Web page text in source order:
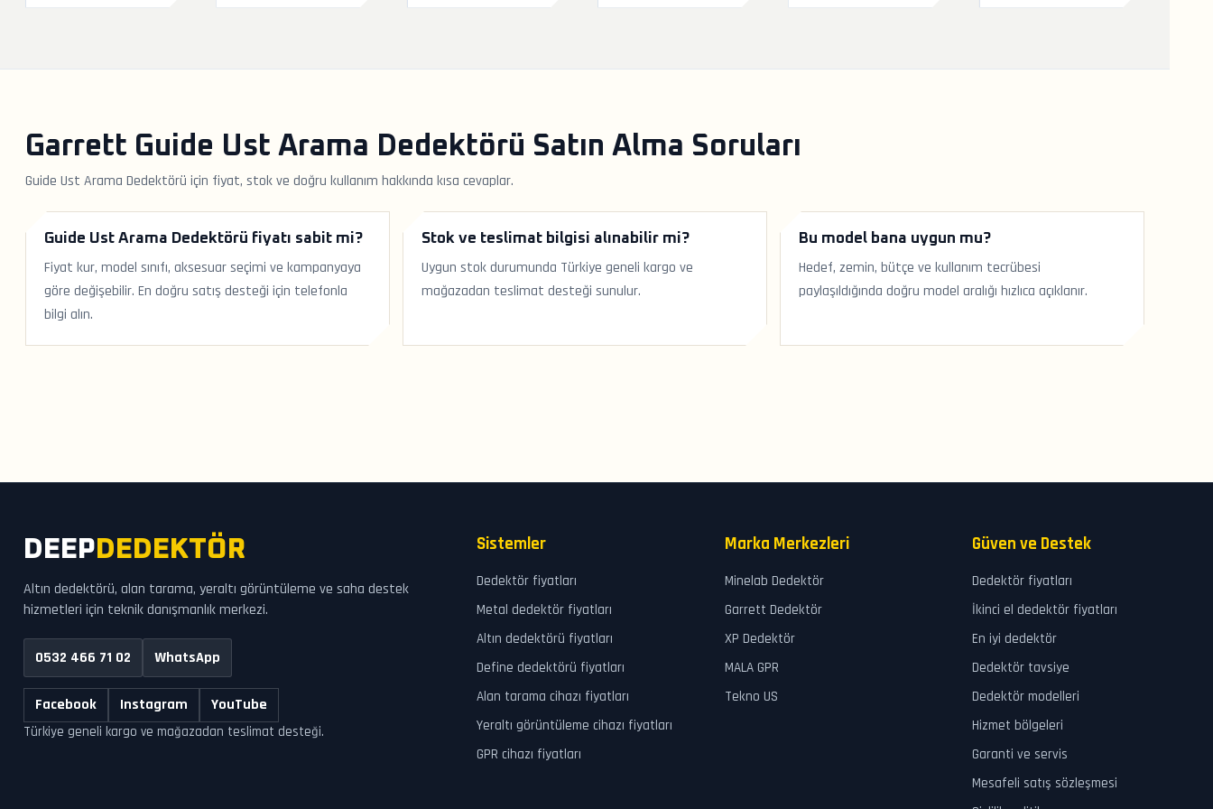
Garrett Guide Ust Arama Dedektörü Satın Alma Soruları
Guide Ust Arama Dedektörü için fiyat, stok ve doğru kullanım hakkında kısa cevaplar.
Guide Ust Arama Dedektörü fiyatı sabit mi?
Fiyat kur, model sınıfı, aksesuar seçimi ve kampanyaya
göre değişebilir. En doğru satış desteği için telefonla
bilgi alın.
Stok ve teslimat bilgisi alınabilir mi?
Uygun stok durumunda Türkiye geneli kargo ve
mağazadan teslimat desteği sunulur.
Bu model bana uygun mu?
Hedef, zemin, bütçe ve kullanım tecrübesi
paylaşıldığında doğru model aralığı hızlıca açıklanır.
DEEP DEDEKTÖR
Altın dedektörü, alan tarama, yeraltı görüntüleme ve saha destek
hizmetleri için teknik danışmanlık merkezi.
0532 466 71 02 WhatsApp
Facebook Instagram YouTube
Türkiye geneli kargo ve mağazadan teslimat desteği.
Sistemler
Dedektör fiyatları
Metal dedektör fiyatları
Altın dedektörü fiyatları
Define dedektörü fiyatları
Alan tarama cihazı fiyatları
Yeraltı görüntüleme cihazı fiyatları
GPR cihazı fiyatları
Marka Merkezleri
Minelab Dedektör
Garrett Dedektör
XP Dedektör
MALA GPR
Tekno US
Güven ve Destek
Dedektör fiyatları
İkinci el dedektör fiyatları
En iyi dedektör
Dedektör tavsiye
Dedektör modelleri
Hizmet bölgeleri
Garanti ve servis
Mesafeli satış sözleşmesi